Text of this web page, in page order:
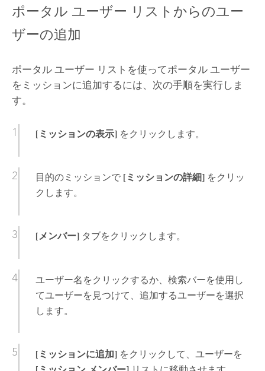
ポータル ユーザー リストからのユー
ザーの追加
ポータル ユーザー リストを使ってポータル ユーザー
をミッションに追加するには、次の手順を実行しま
す。
[ミッションの表示]をクリックします。
目的のミッションで [ミッションの詳細]をクリッ
クします。
[メンバー]タブをクリックします。
ユーザー名をクリックするか、検索バーを使用し
てユーザーを見つけて、追加するユーザーを選択
します。
[ミッションに追加]をクリックして、ユーザーを